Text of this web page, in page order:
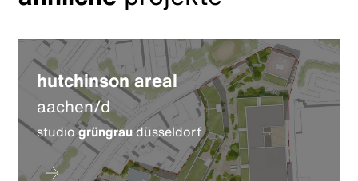
hutchinson areal
aachen/d
studiogrüngraudüsseldorf